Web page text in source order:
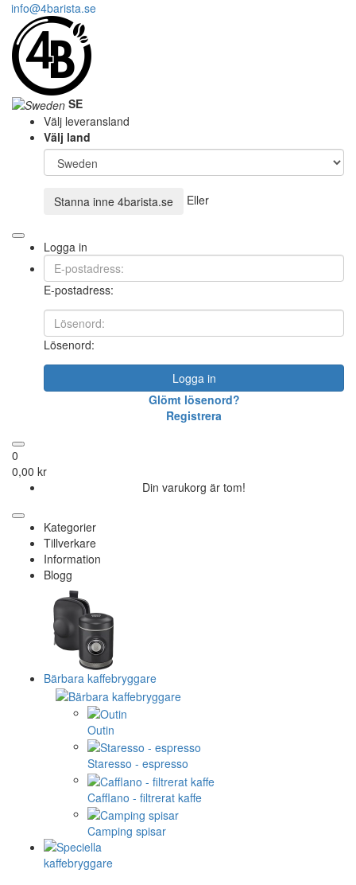
info@4barista.se
SE
Välj leveransland
Välj land
Stanna inne 4barista.se Eller
Logga in
E-postadress:
Lösenord:
Logga in
Glömt lösenord?
Registrera
0
0,00 kr
Din varukorg är tom!
Kategorier
Tillverkare
Information
Blogg
Bärbara kaffebryggare
Outin
Staresso - espresso
Cafflano - filtrerat kaffe
Camping spisar